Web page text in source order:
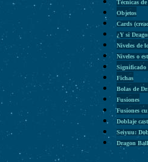
Técnicas de
Objetos
Cards
¿Y si
Niveles de
Niveles o
Significado
Fichas
Bolas de
Fusiones
Fusiones
Doblaje
Seiyuu:
Dragon